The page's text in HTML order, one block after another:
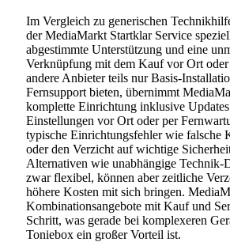
Im Vergleich zu generischen
der MediaMarkt Startklar Service
abgestimmte Unterstützung und eine
Verknüpfung mit dem Kauf vor Ort
andere Anbieter teils nur Basis-
Fernsupport bieten, übernimmt
komplette Einrichtung inklusive
Einstellungen vor Ort oder per
typische Einrichtungsfehler wie falsche
oder den Verzicht auf wichtige
Alternativen wie unabhängige Technik-
zwar flexibel, können aber zeitliche
höhere Kosten mit sich bringen.
Kombinationsangebote mit Kauf und
Schritt, was gerade bei komplexeren
Toniebox ein großer Vorteil ist.